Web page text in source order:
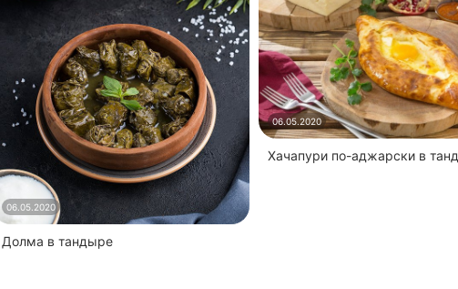
06.05.2020
​Долма в тандыре
06.05.2020
Хачапури по-аджарски в